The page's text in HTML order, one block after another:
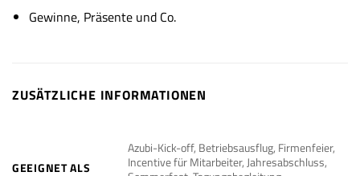
Gewinne, Präsente und Co.
ZUSÄTZLICHE INFORMATIONEN
GEEIGNET ALS
Azubi-Kick-off, Betriebsausflug, Firmenfeier,
Incentive für Mitarbeiter, Jahresabschluss,